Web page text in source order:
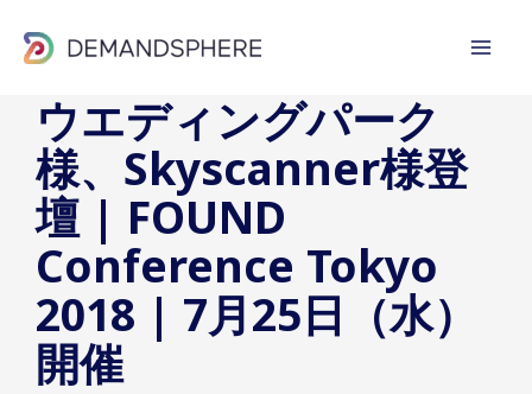
ウエディングパーク
様、Skyscanner様登
壇 | FOUND
Conference Tokyo
2018 | 7月25日（水）
開催